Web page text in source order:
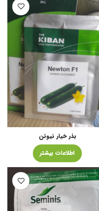
بذر خیار نیوتن
اطلاعات بیشتر